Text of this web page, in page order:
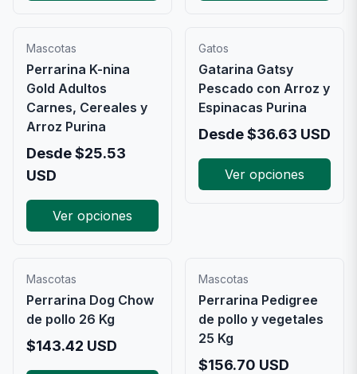
Mascotas
Perrarina K-nina
Gold Adultos
Carnes, Cereales y
Arroz Purina
Desde$25.53
USD
Ver opciones
Gatos
Gatarina Gatsy
Pescado con Arroz y
Espinacas Purina
Desde$36.63 USD
Ver opciones
Mascotas
Perrarina Dog Chow
de pollo 26 Kg
$143.42 USD
Mascotas
Perrarina Pedigree
de pollo y vegetales
25 Kg
$156.70 USD